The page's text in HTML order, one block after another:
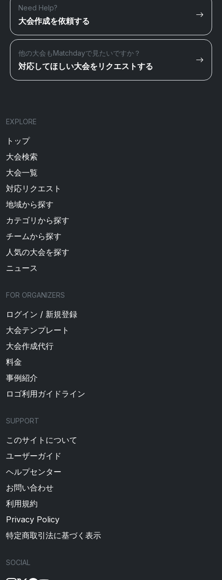
Need Help?
大会作成を依頼する
他の大会もMatchdayで見たいですか？
対応してほしい大会をリクエストする
EXPLORE
トップ
大会検索
大会一覧
対応リクエスト
地域から探す
カテゴリから探す
チームから探す
人気の大会を探す
ニュース
FOR ORGANIZERS
ログイン / 新規登録
大会テンプレート
大会作成代行
料金
事例紹介
ロゴ利用ガイドライン
SUPPORT
このサイトについて
ユーザーガイド
ヘルプセンター
お問い合わせ
利用規約
Privacy Policy
特定商取引法に基づく表示
SOCIAL